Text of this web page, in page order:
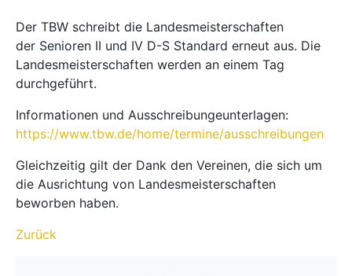
Der TBW schreibt die Landesmeisterschaften
der Senioren II und IV D-S Standard erneut aus. Die
Landesmeisterschaften werden an einem Tag
durchgeführt.
Informationen und Ausschreibungeunterlagen:
https://www.tbw.de/home/termine/ausschreibungen
Gleichzeitig gilt der Dank den Vereinen, die sich um
die Ausrichtung von Landesmeisterschaften
beworben haben.
Zurück